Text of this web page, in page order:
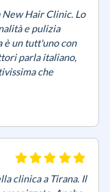
Hair Clinic. Lo
e pulizia
è un tutt'uno con
parla italiano,
che
clinica a Tirana. Il